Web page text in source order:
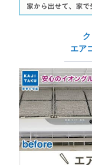
エア